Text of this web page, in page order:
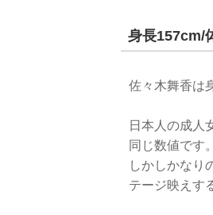
身長157cm/
佐々木舞香は
日本人の成人
同じ数値です。
しかしかなり
テージ映えす